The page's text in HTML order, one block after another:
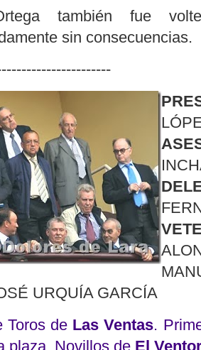
también fue
sin consecuencias.
URQUÍA GARCÍA
Toros de Las Ventas.
plaza. Novillos de El